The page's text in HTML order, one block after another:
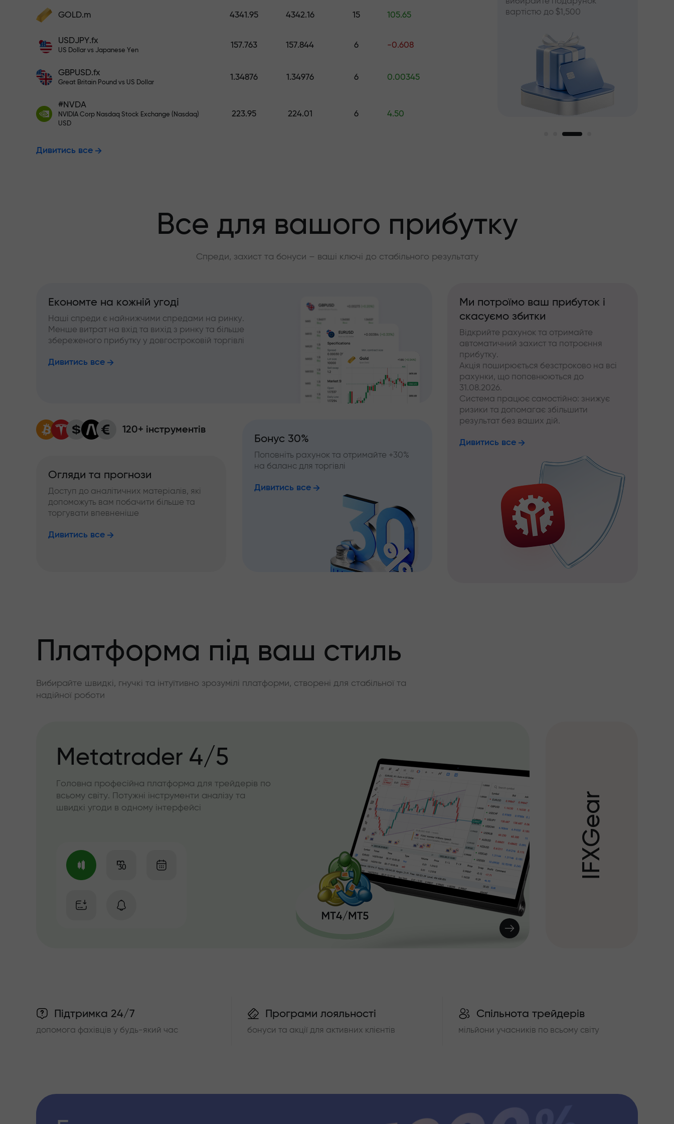
Поповніть рахунок — і отримайте бонус
X1000 - це не друкарська помилка. Чим
більший депозит, тим вищий множник.
Поповніть на $333 - вибирайте подарунок вартістю до $1,500
Торгуйте без ризику - ми
гарантуємо ваш прибуток
Бонус до X1000 - найбільший
GOLD.m 4341.95 4342.16 15 105.65
USDJPY.fx
US Dollar vs Japanese Yen
157.763 157.844 6 -0.608
GBPUSD.fx
Great Britain Pound vs US Dollar
1.34876 1.34976 6 0.00345
#NVDA
NVIDIA Corp Nasdaq Stock Exchange (Nasdaq)
USD
223.95 224.01 6 4.50
Дивитись все
вартістю до $1,500
Все для вашого прибутку
Спреди, захист та бонуси – ваші ключі до стабільного результату
Економте на кожній угоді
Наші спреди є найнижчими спредами на ринку.
Менше витрат на вхід та вихід з ринку та більше
збереженого прибутку у довгостроковій торгівлі
Дивитись все
120+ інструментів
Огляди та прогнози
Доступ до аналітичних матеріалів, які
допоможуть вам побачити більше та
торгувати впевненіше
Дивитись все
Бонус 30%
Поповніть рахунок та отримайте +30%
на баланс для торгівлі
Дивитись все
Ми потроїмо ваш прибуток і
скасуємо збитки
Відкрийте рахунок та отримайте
автоматичний захист та потроєння
прибутку.
Акція поширюється безстроково на всі
рахунки, що поповнюються до
31.08.2026.
Система працює самостійно: знижує
ризики та допомагає збільшити
результат без ваших дій.
Дивитись все
Платформа під ваш стиль
Вибирайте швидкі, гнучкі та інтуїтивно зрозумілі платформи, створені для стабільної та
надійної роботи
Metatrader 4/5
Головна професійна платформа для трейдерів по
всьому світу. Потужні інструменти аналізу та
швидкі угоди в одному інтерфейсі
I
F
X
G
e
a
r
Підтримка 24/7
допомога фахівців у будь-який час
Програми лояльності
бонуси та акції для активних клієнтів
Спільнота трейдерів
мільйони учасників по всьому світу